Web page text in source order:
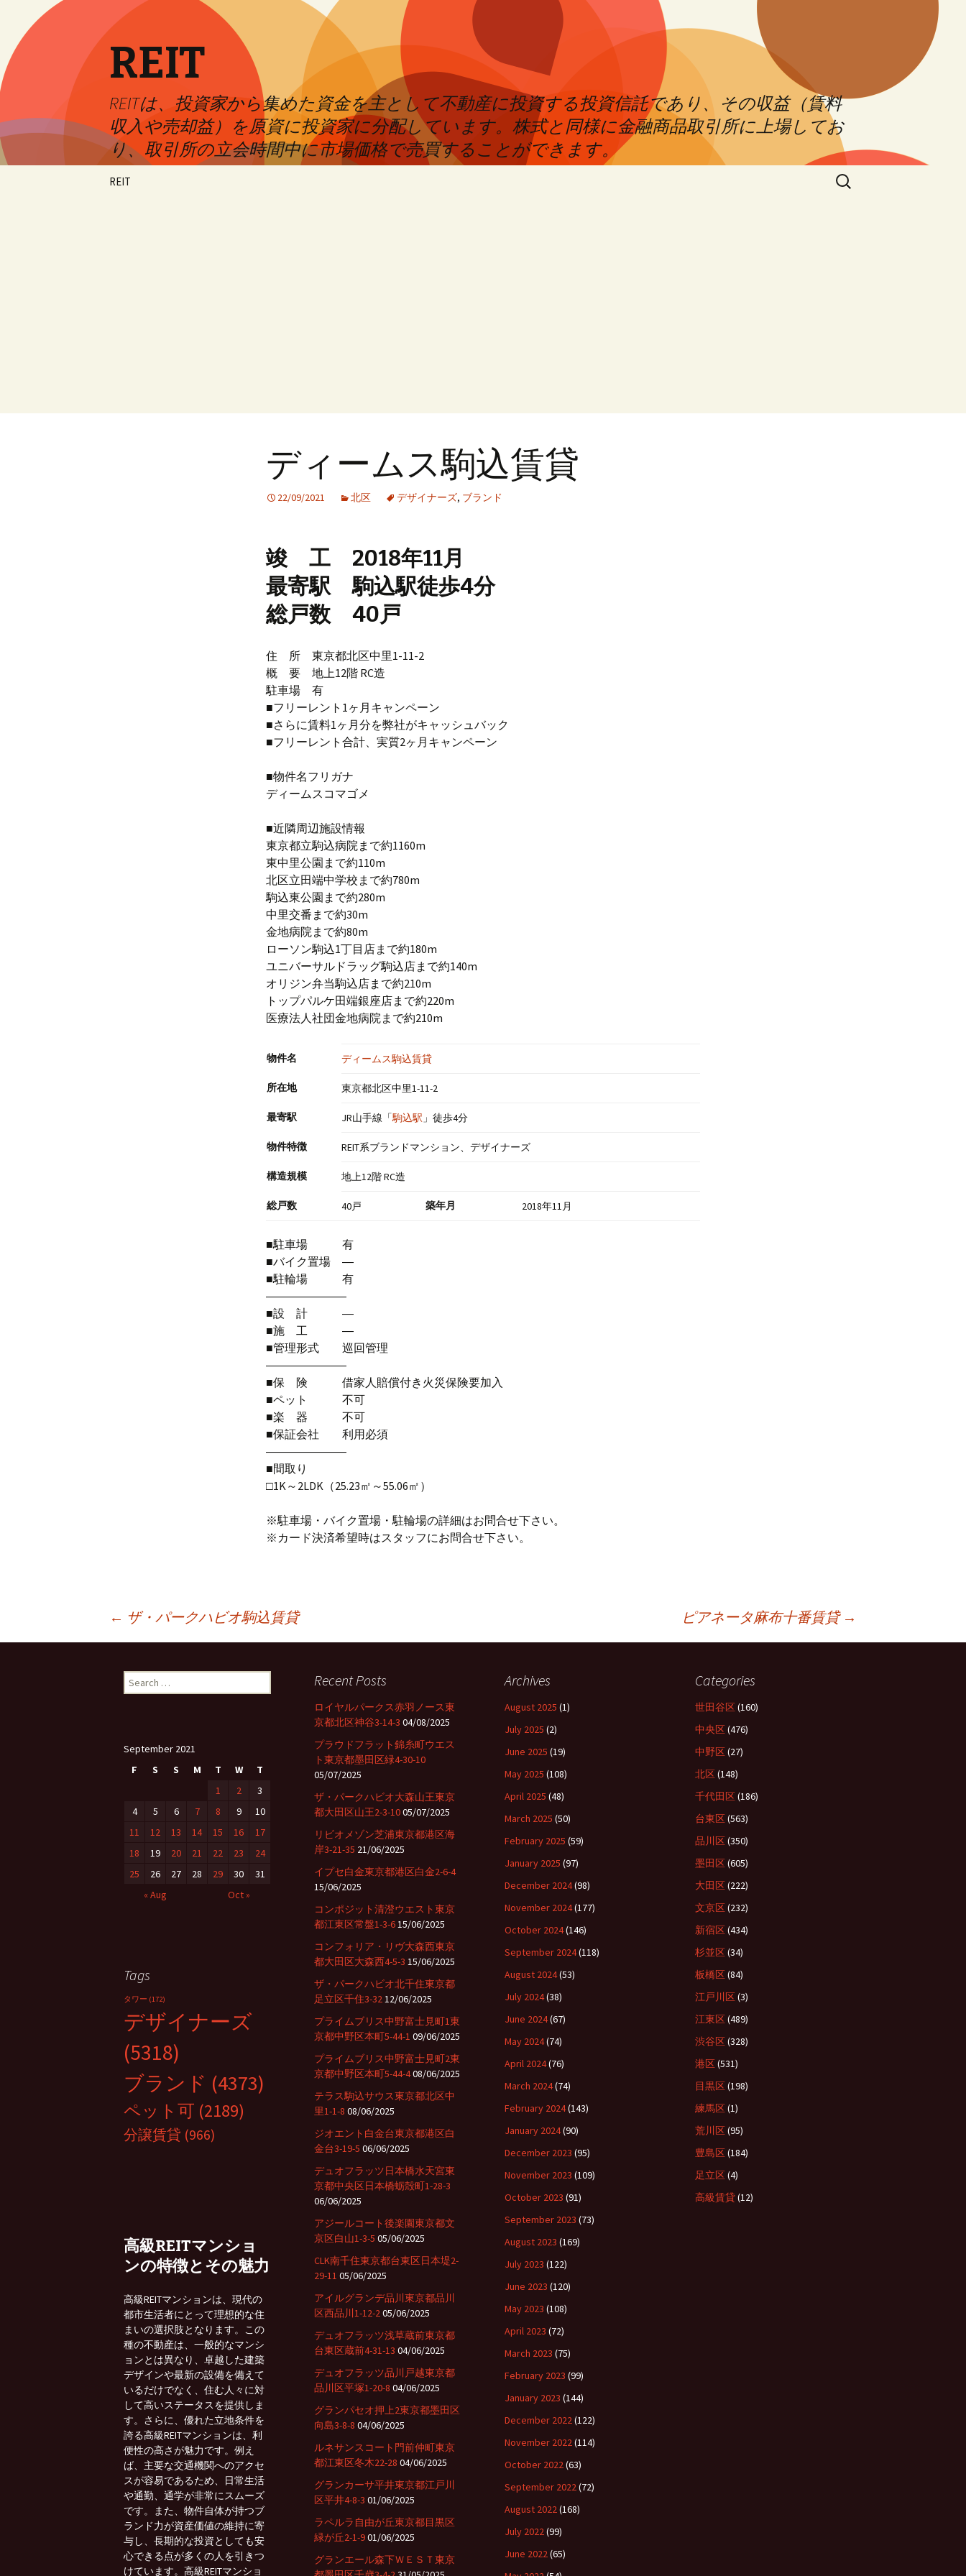
REIT
REITは、投資家から集めた資金を主として不動産に投資する投資信託であり、その収益（賃料
収入や売却益）を原資に投資家に分配しています。株式と同様に金融商品取引所に上場してお
り、取引所の立会時間中に市場価格で売買することができます。
Skip
REIT
Search
for:
ディームス駒込賃貸
22/09/2021 北区 デザイナーズ, ブランド
竣 工 2018年11月
最寄駅 駒込駅徒歩4分
総戸数 40戸
住 所 東京都北区中里1-11-2
概 要 地上12階 RC造
駐車場 有
■フリーレント1ヶ月キャンペーン
■さらに賃料1ヶ月分を弊社がキャッシュバック
■フリーレント合計、実質2ヶ月キャンペーン
■物件名フリガナ
ディームスコマゴメ
■近隣周辺施設情報
東京都立駒込病院まで約1160m
東中里公園まで約110m
北区立田端中学校まで約780m
駒込東公園まで約280m
中里交番まで約30m
金地病院まで約80m
ローソン駒込1丁目店まで約180m
ユニバーサルドラッグ駒込店まで約140m
オリジン弁当駒込店まで約210m
トップパルケ田端銀座店まで約220m
医療法人社団金地病院まで約210m
物件名 ディームス駒込賃貸
所在地 東京都北区中里1-11-2
最寄駅 JR山手線「駒込駅 」徒歩4分
物件特徴 REIT系ブランドマンション、デザイナーズ
構造規模 地上12階 RC造
総戸数 40戸 築年月 2018年11月
■駐車場 有
■バイク置場 ―
■駐輪場 有
―――――――
■設 計 ―
■施 工 ―
■管理形式 巡回管理
―――――――
■保 険 借家人賠償付き火災保険要加入
■ペット 不可
■楽 器 不可
■保証会社 利用必須
―――――――
■間取り
□1K～2LDK（25.23㎡～55.06㎡）
※駐車場・バイク置場・駐輪場の詳細はお問合せ下さい。
※カード決済希望時はスタッフにお問合せ下さい。
Post
navigation
← ザ・パークハビオ駒込賃貸 ピアネータ麻布十番賃貸 →
e
h
Recent Posts
ロイヤルパークス赤羽ノース東
京都北区神谷3-14-3 04/08/2025
プラウドフラット錦糸町ウエス
ト東京都墨田区緑4-30-10
05/07/2025
ザ・パークハビオ大森山王東京
都大田区山王2-3-1005/07/2025
リビオメゾン芝浦東京都港区海
岸3-21-35 21/06/2025
イプセ白金東京都港区白金2-6-4
15/06/2025
コンポジット清澄ウエスト東京
都江東区常盤1-3-615/06/2025
コンフォリア・リヴ大森西東京
都大田区大森西4-5-3 15/06/2025
ザ・パークハビオ北千住東京都
足立区千住3-3212/06/2025
プライムブリス中野富士見町1東
京都中野区本町5-44-1 09/06/2025
プライムブリス中野富士見町2東
京都中野区本町5-44-408/06/2025
テラス駒込サウス東京都北区中
里1-1-8 08/06/2025
ジオエント白金台東京都港区白
金台3-19-5 06/06/2025
デュオフラッツ日本橋水天宮東
京都中央区日本橋蛎殻町1-28-3
06/06/2025
アジールコート後楽園東京都文
京区白山1-3-5 05/06/2025
CLK南千住東京都台東区日本堤2-
29-11 05/06/2025
アイルグランデ品川東京都品川
区西品川1-12-205/06/2025
デュオフラッツ浅草蔵前東京都
台東区蔵前4-31-13 04/06/2025
デュオフラッツ品川戸越東京都
品川区平塚1-20-8 04/06/2025
グランパセオ押上2東京都墨田区
向島3-8-8 04/06/2025
ルネサンスコート門前仲町東京
都江東区冬木22-28 04/06/2025
グランカーサ平井東京都江戸川
区平井4-8-3 01/06/2025
ラペルラ自由が丘東京都目黒区
緑が丘2-1-901/06/2025
グランエール森下ＷＥＳＴ東京
Archives
August 2025 (1)
July 2025 (2)
June 2025 (19)
May 2025 (108)
April 2025 (48)
March 2025 (50)
February 2025 (59)
January 2025 (97)
December 2024(98)
November 2024(177)
October 2024(146)
September 2024(118)
August 2024(53)
July 2024(38)
June 2024(67)
May 2024(74)
April 2024(76)
March 2024(74)
February 2024(143)
January 2024(90)
December 2023 (95)
November 2023 (109)
October 2023 (91)
September 2023 (73)
August 2023 (169)
July 2023 (122)
June 2023 (120)
May 2023 (108)
April 2023 (72)
March 2023 (75)
February 2023 (99)
January 2023 (144)
December 2022(122)
November 2022(114)
October 2022(63)
September 2022(72)
August 2022(168)
July 2022(99)
June 2022(65)
Categories
世田谷区(160)
中央区(476)
中野区(27)
北区(148)
千代田区(186)
台東区(563)
品川区(350)
墨田区(605)
大田区(222)
文京区(232)
新宿区(434)
杉並区(34)
板橋区(84)
江戸川区(3)
江東区(489)
渋谷区(328)
港区(531)
目黒区(198)
練馬区(1)
荒川区(95)
豊島区(184)
足立区(4)
高級賃貸(12)
September 2021
F
S S M T W T
« Aug Oct »
1 2
3
4
5 6 7 8 9
10
11
12 13 14 15 16
17
18
19 20 21 22 23
24
25
26 27 28 29 30 31
Tags
タワー (172)
デザイナーズ
(5318)
ブランド (4373)
ペット可 (2189)
分譲賃貸 (966)
高級REITマンショ
ンの特徴とその魅力
高級REITマンションは、現代の
都市生活者にとって理想的な住
まいの選択肢となります。この
種の不動産は、一般的なマンシ
ョンとは異なり、卓越した建築
デザインや最新の設備を備えて
いるだけでなく、住む人々に対
して高いステータスを提供しま
す。さらに、優れた立地条件を
誇る高級REITマンションは、利
便性の高さが魅力です。例え
ば、主要な交通機関へのアクセ
スが容易であるため、日常生活
や通勤、通学が非常にスムーズ
です。また、物件自体が持つブ
ランド力が資産価値の維持に寄
与し、長期的な投資としても安
心できる点が多くの人を引きつ
けています。高級REITマンショ